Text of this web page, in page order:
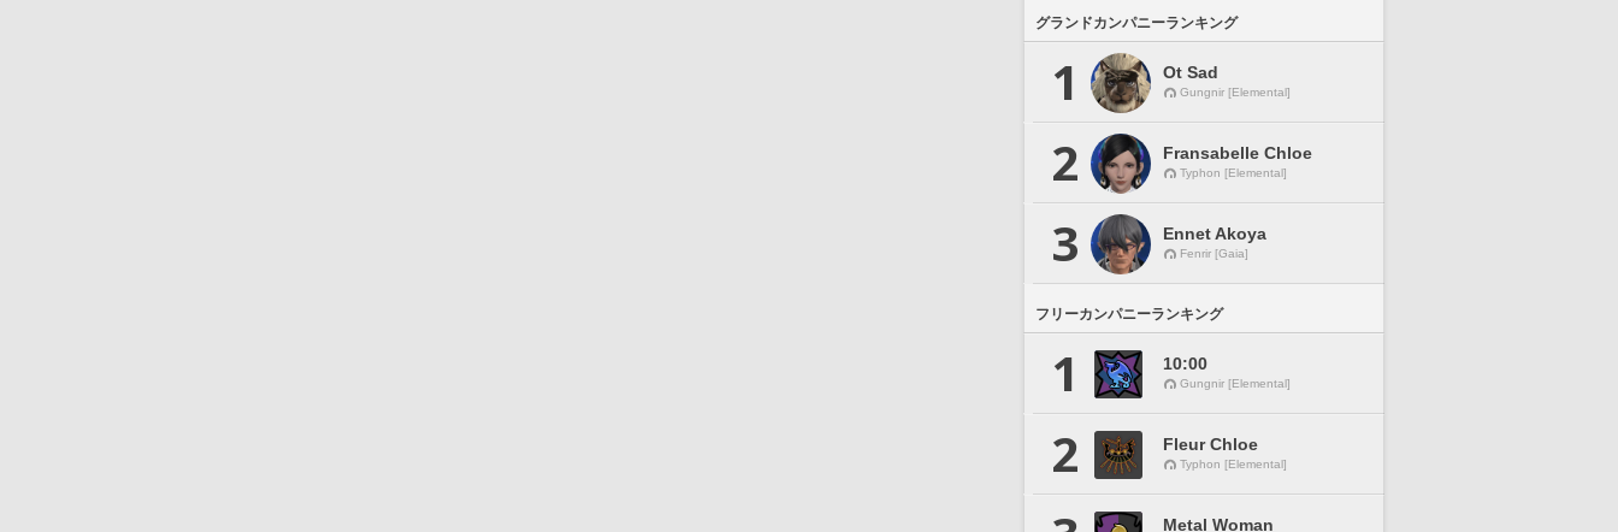
グランドカンパニーランキング
1 Ot Sad
Gungnir [Elemental]
2 Fransabelle Chloe
Typhon [Elemental]
3 Ennet Akoya
Fenrir [Gaia]
フリーカンパニーランキング
1 10:00
Gungnir [Elemental]
2 Fleur Chloe
Typhon [Elemental]
Metal Woman